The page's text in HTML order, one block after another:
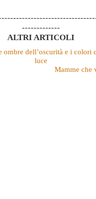
-------------
ALTRI ARTICOLI
ombre dell’oscurità e i colori
luce
Mamme che